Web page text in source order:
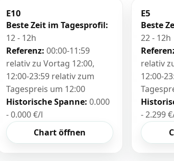
E10
Beste Zeit im Tagesprofil:
12 - 12h
Referenz: 00:00-11:59
relativ zu Vortag 12:00,
12:00-23:59 relativ zum
Tagespreis um 12:00
Historische Spanne: 0.000
- 0.000 €/l
Chart öffnen
E5
Beste
22 - 12h
relativ
12:00-
- 2.299